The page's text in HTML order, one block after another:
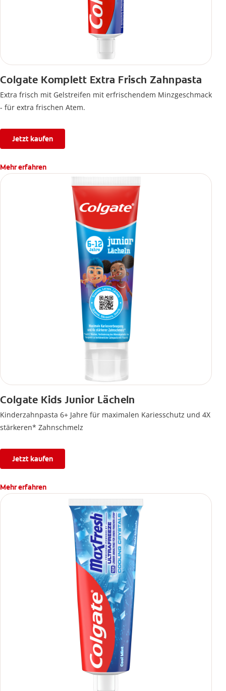
Colgate Komplett Extra Frisch Zahnpasta
Extra frisch mit Gelstreifen mit erfrischendem Minzgeschmack
- für extra frischen Atem.
Jetzt kaufen
Mehr erfahren
Colgate Kids Junior Lächeln
Kinderzahnpasta 6+ Jahre für maximalen Kariesschutz und 4X
stärkeren* Zahnschmelz
Jetzt kaufen
Mehr erfahren